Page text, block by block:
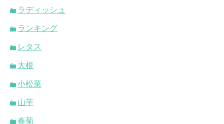
ラディッシュ
ランキング
レタス
大根
小松菜
山芋
春菊